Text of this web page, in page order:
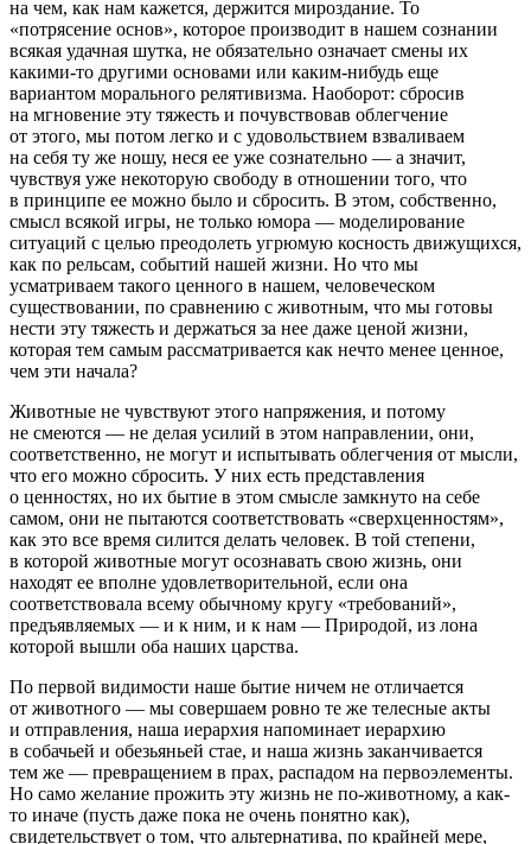
на чем, как нам кажется, держится мироздание. То
«потрясение основ», которое производит в нашем сознании
всякая удачная шутка, не обязательно означает смены их
какими-то другими основами или каким-нибудь еще
вариантом морального релятивизма. Наоборот: сбросив
на мгновение эту тяжесть и почувствовав облегчение
от этого, мы потом легко и с удовольствием взваливаем
на себя ту же ношу, неся ее уже сознательно — а значит,
чувствуя уже некоторую свободу в отношении того, что
в принципе ее можно было и сбросить. В этом, собственно,
смысл всякой игры, не только юмора — моделирование
ситуаций с целью преодолеть угрюмую косность движущихся,
как по рельсам, событий нашей жизни. Но что мы
усматриваем такого ценного в нашем, человеческом
существовании, по сравнению с животным, что мы готовы
нести эту тяжесть и держаться за нее даже ценой жизни,
которая тем самым рассматривается как нечто менее ценное,
чем эти начала?
Животные не чувствуют этого напряжения, и потому
не смеются — не делая усилий в этом направлении, они,
соответственно, не могут и испытывать облегчения от мысли,
что его можно сбросить. У них есть представления
о ценностях, но их бытие в этом смысле замкнуто на себе
самом, они не пытаются соответствовать «сверхценностям»,
как это все время силится делать человек. В той степени,
в которой животные могут осознавать свою жизнь, они
находят ее вполне удовлетворительной, если она
соответствовала всему обычному кругу «требований»,
предъявляемых — и к ним, и к нам — Природой, из лона
которой вышли оба наших царства.
По первой видимости наше бытие ничем не отличается
от животного — мы совершаем ровно те же телесные акты
и отправления, наша иерархия напоминает иерархию
в собачьей и обезьяньей стае, и наша жизнь заканчивается
тем же — превращением в прах, распадом на первоэлементы.
Но само желание прожить эту жизнь не по-животному, а как-
то иначе (пусть даже пока не очень понятно как),
свидетельствует о том, что альтернатива, по крайней мере,